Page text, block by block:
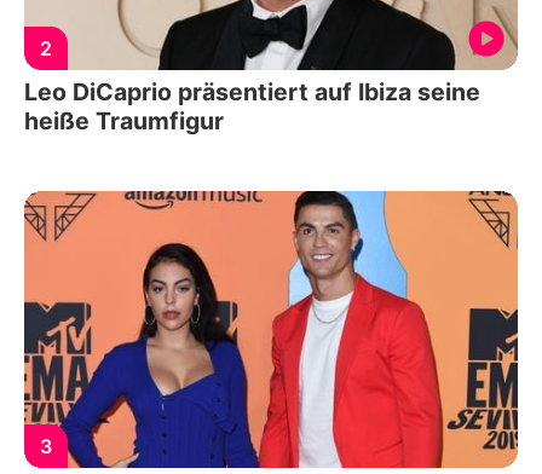
2
Leo DiCaprio präsentiert auf Ibiza seine
heiße Traumfigur
3